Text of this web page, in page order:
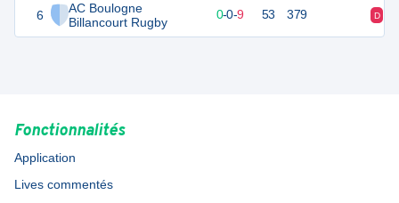
6
AC Boulogne
Billancourt Rugby
0-0-9 53 379 D
Fonctionnalités
Application
Lives commentés